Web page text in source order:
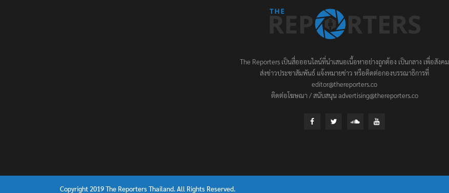
The Reporters เป็นสื่อออนไลน์ที่นำเสนอเนื้อหาอย่างถูกต้อง เป็นกลาง เพื่อสังคม
ส่งข่าวประชาสัมพันธ์ แจ้งหมายข่าว หรือติดต่อกองบรรณาธิการที่
editor@thereporters.co
ติดต่อโฆษณา / สนับสนุน advertising@thereporters.co
Copyright 2019 The Reporters Thailand. All Rights Reserved.